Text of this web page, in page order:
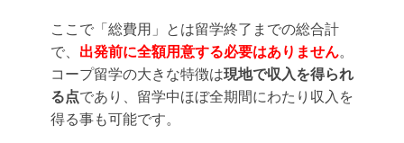
ここで「総費用」とは留学終了までの総合計
で、 出発前に全額用意する必要はありません。
コープ留学の大きな特徴は現地で収入を得られ
る点であり、留学中ほぼ全期間にわたり収入を
得る事も可能です。